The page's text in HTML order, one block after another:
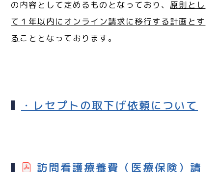
の内容として定めるものとなっており、 原則とし
て１年以内にオンライン請求に移行する計画とす
る こととなっております。
・レセプトの取下げ依頼について
訪問看護療養費（医療保険）請